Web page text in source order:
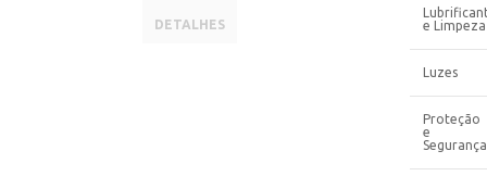
DETALHES
e Limpeza
Luzes
Proteção
e
Segurança